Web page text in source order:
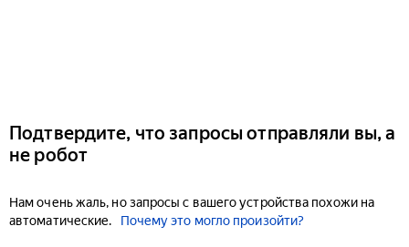
Подтвердите, что запросы отправляли вы, а
не робот
Нам очень жаль, но запросы с вашего устройства похожи на
автоматические.
Почему это могло произойти?